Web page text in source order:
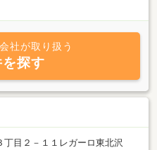
社が取り扱う
探す
目２－１１レガーロ東北沢